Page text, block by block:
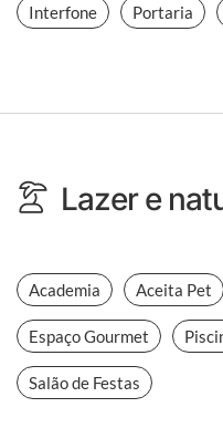
Interfone Portaria
Lazer e
Academia Aceita Pet
Espaço Gourmet
Salão de Festas